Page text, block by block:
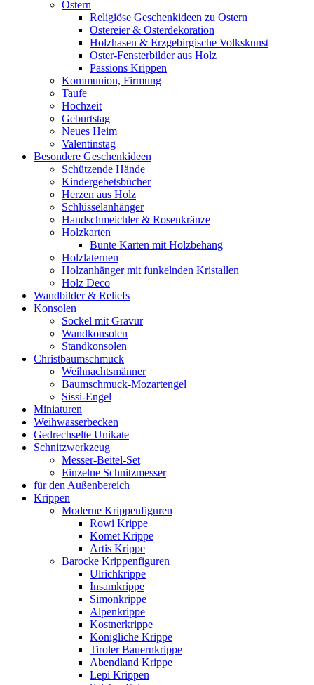
Ostern
Religiöse Geschenkideen zu Ostern
Ostereier & Osterdekoration
Holzhasen & Erzgebirgische Volkskunst
Oster-Fensterbilder aus Holz
Passions Krippen
Kommunion, Firmung
Taufe
Hochzeit
Geburtstag
Neues Heim
Valentinstag
Besondere Geschenkideen
Schützende Hände
Kindergebetsbücher
Herzen aus Holz
Schlüsselanhänger
Handschmeichler & Rosenkränze
Holzkarten
Bunte Karten mit Holzbehang
Holzlaternen
Holzanhänger mit funkelnden Kristallen
Holz Deco
Wandbilder & Reliefs
Konsolen
Sockel mit Gravur
Wandkonsolen
Standkonsolen
Christbaumschmuck
Weihnachtsmänner
Baumschmuck-Mozartengel
Sissi-Engel
Miniaturen
Weihwasserbecken
Gedrechselte Unikate
Schnitzwerkzeug
Messer-Beitel-Set
Einzelne Schnitzmesser
für den Außenbereich
Krippen
Moderne Krippenfiguren
Rowi Krippe
Komet Krippe
Artis Krippe
Barocke Krippenfiguren
Ulrichkrippe
Insamkrippe
Simonkrippe
Alpenkrippe
Kostnerkrippe
Königliche Krippe
Tiroler Bauernkrippe
Abendland Krippe
Lepi Krippen